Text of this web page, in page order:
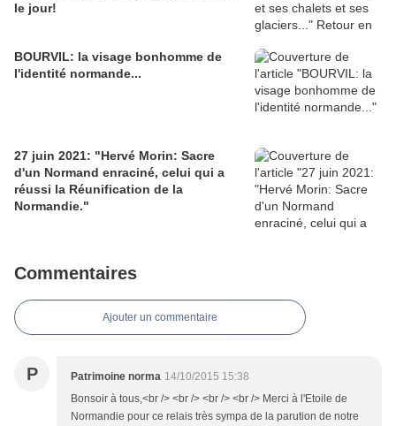
le jour!
BOURVIL: la visage bonhomme de
l'identité normande...
27 juin 2021: "Hervé Morin: Sacre
d'un Normand enraciné, celui qui a
réussi la Réunification de la
Normandie."
Commentaires
Ajouter un commentaire
P Patrimoine norma 14/10/2015 15:38
Bonsoir à tous,<br /> <br /> <br /> <br /> Merci à l'Etoile de
Normandie pour ce relais très sympa de la parution de notre